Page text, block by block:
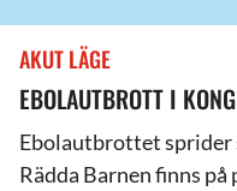
AKUT LÄGE
EBOLAUTBROTT I
Ebolautbrottet sprider
Rädda Barnen finns